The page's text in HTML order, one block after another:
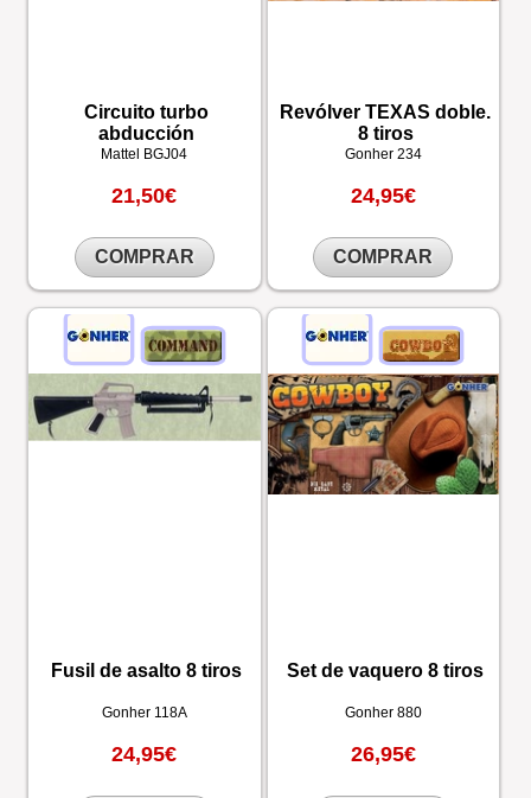
Circuito turbo
abducción
Mattel BGJ04
21,50€
COMPRAR
Revólver TEXAS doble.
8 tiros
Gonher 234
24,95€
COMPRAR
Fusil de asalto 8 tiros
Gonher 118A
24,95€
Set de vaquero 8 tiros
Gonher 880
26,95€